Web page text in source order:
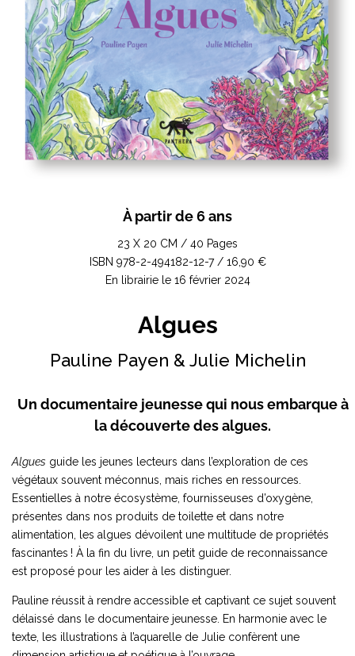
À partir de 6 ans
23 X 20 CM / 40 Pages
ISBN 978-2-494182-12-7 / 16,90 €
En librairie le 16 février 2024
Algues
Pauline Payen & Julie Michelin
Un documentaire jeunesse qui nous embarque à
la découverte des algues.
Algues guide les jeunes lecteurs dans l’exploration de ces
végétaux souvent méconnus, mais riches en ressources.
Essentielles à notre écosystème, fournisseuses d’oxygène,
présentes dans nos produits de toilette et dans notre
alimentation, les algues dévoilent une multitude de propriétés
fascinantes ! À la fin du livre, un petit guide de reconnaissance
est proposé pour les aider à les distinguer.
Pauline réussit à rendre accessible et captivant ce sujet souvent
délaissé dans le documentaire jeunesse. En harmonie avec le
texte, les illustrations à l’aquarelle de Julie confèrent une